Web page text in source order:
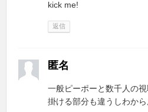
kick me!
返信
匿名
一般ピーポーと数千人の
掛ける部分も違うしわか